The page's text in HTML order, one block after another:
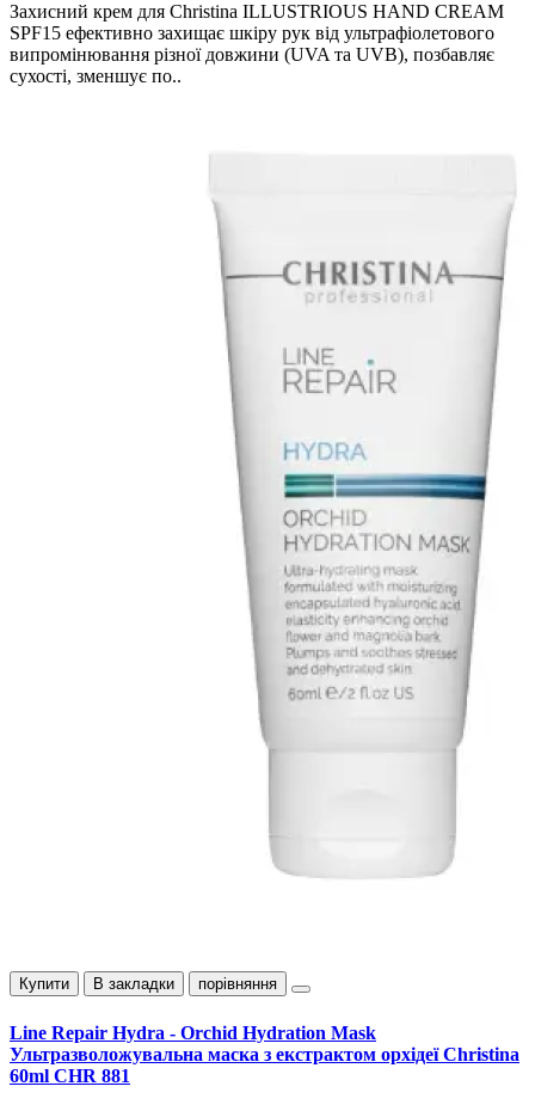
Захисний крем для Christina ILLUSTRIOUS HAND CREAM
SPF15 ефективно захищає шкіру рук від ультрафіолетового
випромінювання різної довжини (UVA та UVB), позбавляє
сухості, зменшує по..
Купити В закладки порівняння
Line Repair Hydra - Orchid Hydration Mask
Ультразволожувальна маска з екстрактом орхідеї Christina
60ml CHR 881